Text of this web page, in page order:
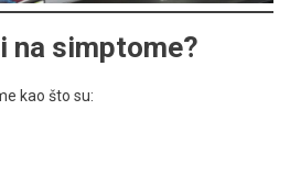
na simptome?
kao što su: